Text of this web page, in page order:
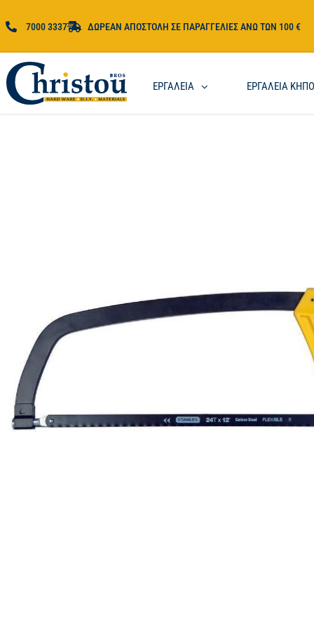
7000 3337 ΔΩΡΕΑΝ ΑΠΟΣΤΟΛΗ ΣΕ ΠΑΡΑΓΓΕΛΙΕΣ ΑΝΩ ΤΩΝ 100 €
ΕΡΓΑΛΕΙΑ ΕΡΓΑΛΕΙΑ